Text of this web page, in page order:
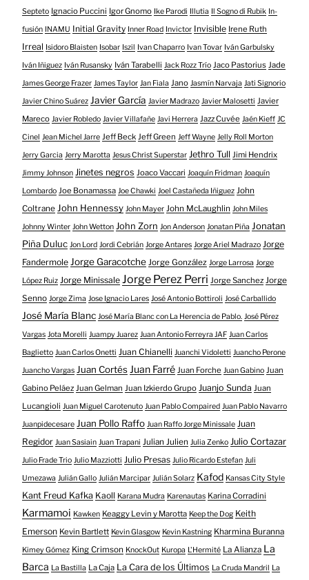
Septeto Ignacio Puccini Igor Gnomo Ike Parodi Illutia Il Sogno di Rubik In-
fusión INAMU Initial Gravity Inner Road Invictor Invisible Irene Ruth
Irreal Isidoro Blaisten Isobar Iszil Ivan Chaparro Ivan Tovar Iván Garbulsky
Iván Iñiguez Iván Rusansky Iván Tarabelli Jack Rozz Trío Jaco Pastorius Jade
James George Frazer James Taylor Jan Fiala Jano Jasmín Narvaja Jati Signorio
Javier Chino Suárez Javier García Javier Madrazo Javier Malosetti Javier
Mareco Javier Robledo Javier Villafañe Javi Herrera Jazz Cuvée Jaén Kieff JC
Cinel Jean Michel Jarre Jeff Beck Jeff Green Jeff Wayne Jelly Roll Morton
Jerry Garcia Jerry Marotta Jesus Christ Superstar Jethro Tull Jimi Hendrix
Jimmy Johnson Jinetes negros Joaco Vaccari Joaquín Fridman Joaquín
Lombardo Joe Bonamassa Joe Chawki Joel Castañeda Iñiguez John
Coltrane John Hennessy John Mayer John McLaughlin John Miles
Johnny Winter John Wetton John Zorn Jon Anderson Jonatan Piña Jonatan
Piña Duluc Jon Lord Jordi Cebrián Jorge Antares Jorge Ariel Madrazo Jorge
Fandermole Jorge Garacotche Jorge González Jorge Larrosa Jorge
López Ruiz Jorge Minissale Jorge Perez Perri Jorge Sanchez Jorge
Senno Jorge Zima Jose Ignacio Lares José Antonio Bottiroli José Carballido
José María Blanc José María Blanc con La Herencia de Pablo. José Pérez
Vargas Jota Morelli Juampy Juarez Juan Antonio Ferreyra JAF Juan Carlos
Baglietto Juan Carlos Onetti Juan Chianelli Juanchi Vidoletti Juancho Perone
Juancho Vargas Juan Cortés Juan Farré Juan Forche Juan Gabino Juan
Gabino Peláez Juan Gelman Juan Izkierdo Grupo Juanjo Sunda Juan
Lucangioli Juan Miguel Carotenuto Juan Pablo Compaired Juan Pablo Navarro
Juanpidecesare Juan Pollo Raffo Juan Raffo Jorge Minissale Juan
Regidor Juan Sasiain Juan Trapani Julian Julien Julia Zenko Julio Cortazar
Julio Frade Trio Julio Mazziotti Julio Presas Julio Ricardo Estefan Juli
Umezawa Julián Gallo Julián Marcipar Julián Solarz Kafod Kansas City Style
Kant Freud Kafka Kaoll Karana Mudra Karenautas Karina Corradini
Karmamoi Kawken Keaggy Levin y Marotta Keep the Dog Keith
Emerson Kevin Bartlett Kevin Glasgow Kevin Kastning Kharmina Buranna
Kimey Gómez King Crimson KnockOut Kuropa L'Hermité La Alianza La
Barca La Bastilla La Caja La Cara de los Últimos La Cruda Mandril La